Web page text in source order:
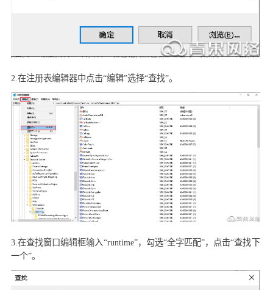
2. 在注册表编辑器中点击“编辑”选择“查找”。
3. 在查找窗口编辑框输入“runtime”，勾选“全字匹配”，点击“查找下
一个”。